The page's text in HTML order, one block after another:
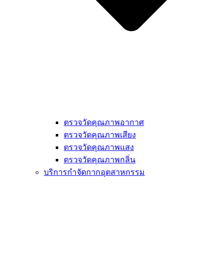
ตรวจวัดคุณภาพอากาศ
ตรวจวัดคุณภาพเสียง
ตรวจวัดคุณภาพแสง
ตรวจวัดคุณภาพกลิ่น
บริการกำจัดกากอุตสาหกรรม